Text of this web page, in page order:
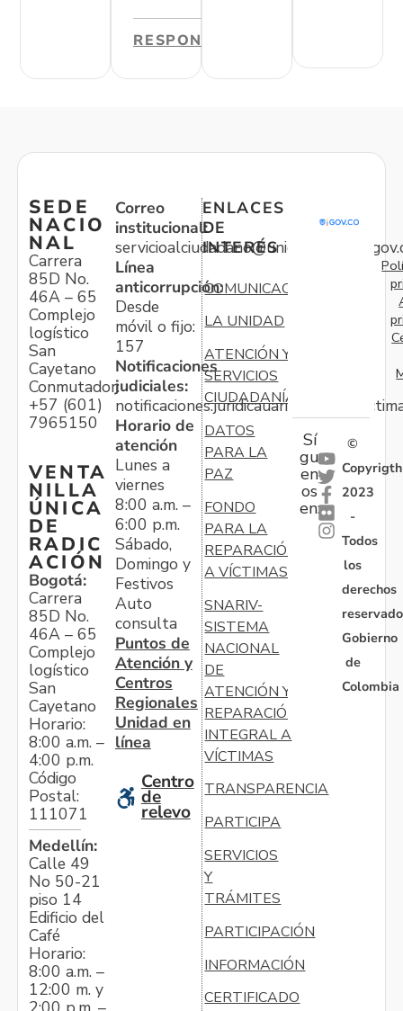
RESPONDER
SEDE
NACIO
NAL
Carrera
85D No.
46A – 65
Complejo
logístico
San
Cayetano
Conmutador:
+57 (601)
7965150
VENTA
NILLA
ÚNICA
DE
RADIC
ACIÓN
Bogotá:
Carrera
85D No.
46A – 65
Complejo
logístico
San
Cayetano
Horario:
8:00 a.m. –
4:00 p.m.
Código
Postal:
111071
Medellín:
Calle 49
No 50-21
piso 14
Edificio del
Café
Horario:
8:00 a.m. –
12:00 m. y
Correo
institucional:
Línea
anticorrupción:
Desde
móvil o fijo:
157
Notificaciones
judiciales:
Horario de
atención
Lunes a
viernes
8:00 a.m. –
6:00 p.m.
Sábado,
Domingo y
Festivos
Auto
consulta
Puntos de
Atención y
Centros
Regionales
Unidad en
línea
Centro
de
relevo
ENLACES
DE
INTERÉS
COMUNICACIONES
LA UNIDAD
ATENCIÓN Y
SERVICIOS
CIUDADANÍA
DATOS
PARA LA
PAZ
FONDO
PARA LA
REPARACIÓN
A VÍCTIMAS
SNARIV-
SISTEMA
NACIONAL
DE
ATENCIÓN Y
REPARACIÓN
INTEGRAL A
VÍCTIMAS
TRANSPARENCIA
PARTICIPA
SERVICIOS
Y
TRÁMITES
PARTICIPACIÓN
INFORMACIÓN
CERTIFICADO
Sí
gu
en
os
en:
©
Copyrigth
2023
-
Todos
los
derechos
Gobierno
de
Colombia